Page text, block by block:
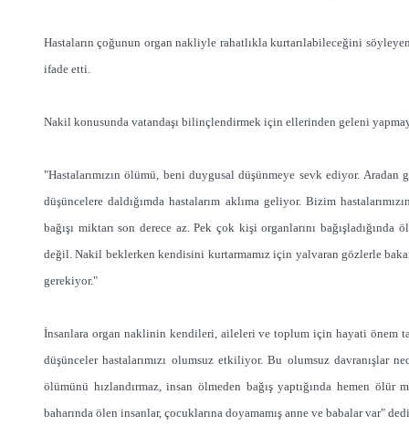
Hastaların çoğunun organ nakliyle rahatlıkla kurtarılabileceğini
ifade etti.
Nakil konusunda vatandaşı bilinçlendirmek için ellerinden geleni
"Hastalarımızın ölümü, beni duygusal düşünmeye sevk ediyor.
düşüncelere daldığımda hastalarım aklıma geliyor. Bizim
bağışı miktarı son derece az. Pek çok kişi organlarını
değil. Nakil beklerken kendisini kurtarmamız için yalvaran gözlerle
gerekiyor."
İnsanlara organ naklinin kendileri, aileleri ve toplum için hayati önem
düşünceler hastalarımızı olumsuz etkiliyor. Bu olumsuz davranışlar
ölümünü hızlandırmaz, insan ölmeden bağış yaptığında hemen
baharında ölen insanlar, çocuklarına doyamamış anne ve babalar var"